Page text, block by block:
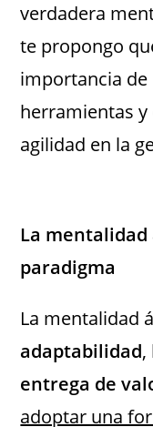
verdadera
te propongo
importancia de
herramientas y
agilidad en la
La mentalidad
paradigma
La mentalidad
adaptabilidad,
entrega de
adoptar una